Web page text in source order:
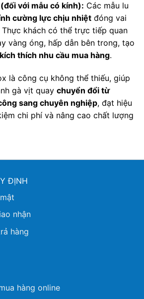
với mẫu có kính): Các mẫu lu
cường lực chịu nhiệt đóng vai
khách có thể trực tiếp quan
vàng óng, hấp dẫn bên trong, tạo
kích thích nhu cầu mua hàng.
là công cụ không thể thiếu, giúp
gà vịt quay chuyển đổi từ
sang chuyên nghiệp, đạt hiệu
chi phí và nâng cao chất lượng
ĐỊNH
nhận
hàng
hàng online